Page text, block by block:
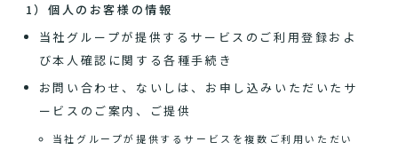
1）個人のお客様の情報
当社グループが提供するサービスのご利用登録およ
び本人確認に関する各種手続き
お問い合わせ、ないしは、お申し込みいただいたサ
ービスのご案内、ご提供
当社グループが提供するサービスを複数ご利用いただい